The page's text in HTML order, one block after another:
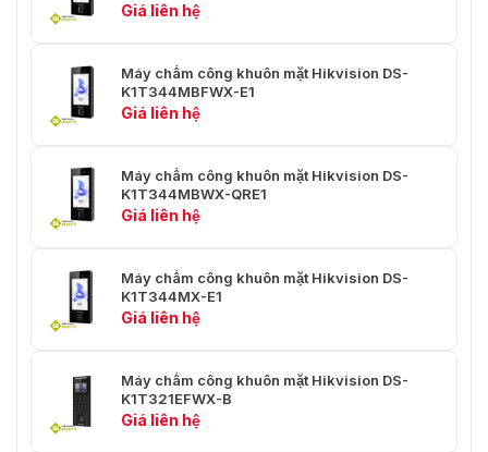
Giá liên hệ
Máy chấm công khuôn mặt Hikvision DS-
K1T344MBFWX-E1
Giá liên hệ
Máy chấm công khuôn mặt Hikvision DS-
K1T344MBWX-QRE1
Giá liên hệ
Máy chấm công khuôn mặt Hikvision DS-
K1T344MX-E1
Giá liên hệ
Máy chấm công khuôn mặt Hikvision DS-
K1T321EFWX-B
Giá liên hệ